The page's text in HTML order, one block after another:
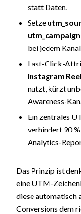
statt Daten.
Setze
utm_campaign
bei jedem
Last-Click-
Instagram
nutzt, kürzt
Awareness-
Ein zentrales
verhindert 90
Analytics-
Das Prinzip ist
eine UTM-
diese automatisch
Conversions dem